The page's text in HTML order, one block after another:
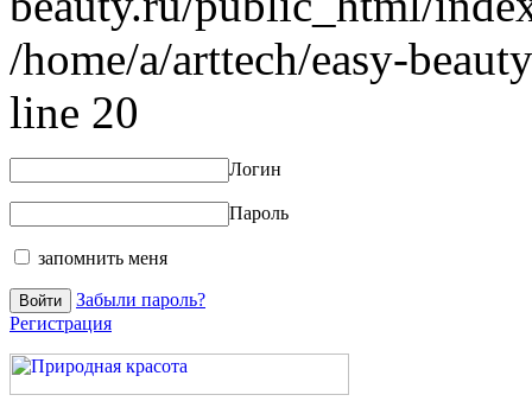
/home/a/arttech/easy-
line 20
Логин
Пароль
запомнить меня
Забыли пароль?
Регистрация